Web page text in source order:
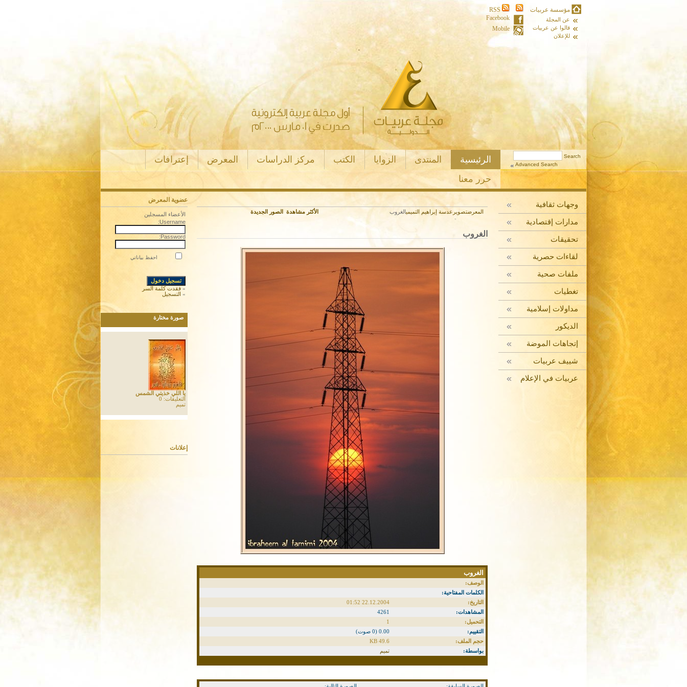
مؤسسة عربيات
عن المجلة
قالوا عن عربيات
للإعلان
Facebook
Mobile
Advanced Search الرئيسية المنتدى الزوايا الكتب مركز الدراسات المعرض
إعترافات
حرر معنا
وجهات ثقافية
مدارات إقتصادية
تحقيقات
لقاءات حصرية
ملفات صحية
تغطيات
مداولات إسلامية
الديكور
إتجاهات الموضة
شييف عربيات
عربيات في الإعلام
المعرضتصوير عدسة إبراهيم التميميالغروب الأكثر مشاهدة الصور الجديدة
الغروب
الغروب
الوصف:
الكلمات المفتاحية:
التاريخ:
22.12.2004 01:52
المشاهدات:
4261
التحميل:
1
التقييم:
0.00 (0 صوت)
حجم الملف:
49.6 KB
بواسطة:
تميم
عضوية المعرض
الأعضاء المسجلين
Username:
Password:
احفظ بياناتي
» فقدت كلمة السر
» التسجيل
صورة مختارة
يا اللي خذيتي الشمس
التعليقات: 0
تميم
إعلانات